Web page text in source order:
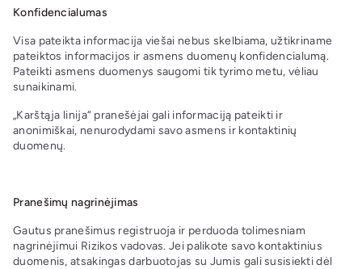
Konfidencialumas
Visa pateikta informacija viešai nebus skelbiama, užtikriname
pateiktos informacijos ir asmens duomenų konfidencialumą.
Pateikti asmens duomenys saugomi tik tyrimo metu, vėliau
sunaikinami.
„Karštąja linija“ pranešėjai gali informaciją pateikti ir
anonimiškai, nenurodydami savo asmens ir kontaktinių
duomenų.
Pranešimų nagrinėjimas
Gautus pranešimus registruoja ir perduoda tolimesniam
nagrinėjimui Rizikos vadovas. Jei palikote savo kontaktinius
duomenis, atsakingas darbuotojas su Jumis gali susisiekti dėl